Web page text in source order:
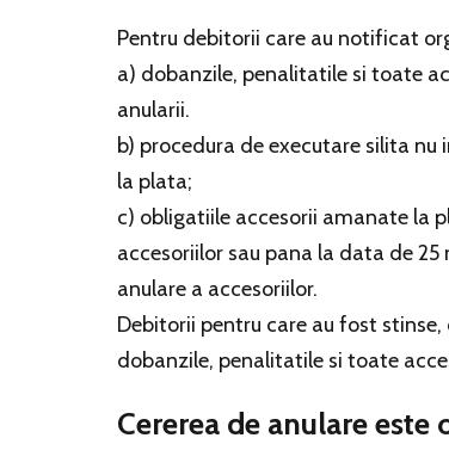
Pentru debitorii care au notificat
a) dobanzile, penalitatile si toate
anularii.
b) procedura de executare silita
la plata;
c) obligatiile accesorii amanate la
accesoriilor sau pana la data de
anulare a accesoriilor.
Debitorii pentru care au fost
dobanzile, penalitatile si toate
Cererea de anulare este